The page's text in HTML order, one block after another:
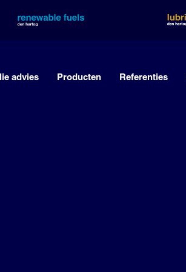
advies Producten Referenties